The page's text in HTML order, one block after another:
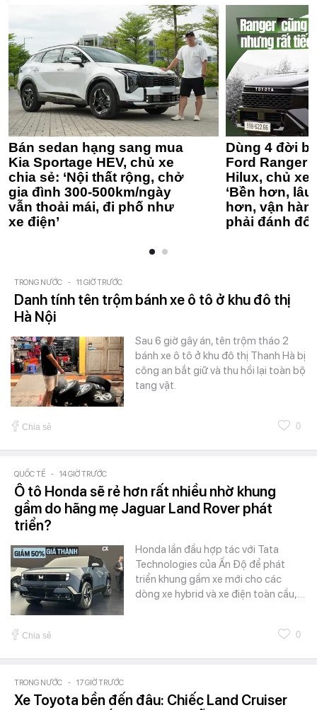
Bán sedan hạng sang mua
Kia Sportage HEV, chủ xe
chia sẻ: ‘Nội thất rộng, chở
gia đình 300-500km/ngày
vẫn thoải mái, đi phố như
xe điện’
Dùng 4 đời
Ford Ranger
Hilux, chủ xe
‘Bền hơn,
hơn, vận
phải đánh
TRONG NƯỚC - 11 GIỜ TRƯỚC
Danh tính tên trộm bánh xe ô tô ở khu đô thị
Hà Nội
Sau 6 giờ gây án, tên trộm tháo 2
bánh xe ô tô ở khu đô thị Thanh Hà bị
công an bắt giữ và thu hồi lại toàn bộ
tang vật.
Chia sẻ 0
QUỐC TẾ - 14 GIỜ TRƯỚC
Ô tô Honda sẽ rẻ hơn rất nhiều nhờ khung
gầm do hãng mẹ Jaguar Land Rover phát
triển?
Honda lần đầu hợp tác với Tata
Technologies của Ấn Độ để phát
triển khung gầm xe mới cho các
dòng xe hybrid và xe điện toàn cầu,…
Chia sẻ 0
TRONG NƯỚC - 17 GIỜ TRƯỚC
Xe Toyota bền đến đâu: Chiếc Land Cruiser